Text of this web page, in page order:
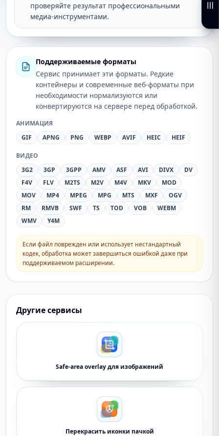
проверяйте результат профессиональными
медиа-инструментами.
Поддерживаемые форматы
Сервис принимает эти форматы. Редкие
контейнеры и современные веб-форматы при
необходимости нормализуются или
конвертируются на сервере перед обработкой.
АНИМАЦИЯ
GIF
APNG PNG WEBP AVIF HEIC HEIF
ВИДЕО
3G2
3GP 3GPP AMV ASF AVI DIVX
DV
F4V
FLV M2TS M2V M4V MKV
MOD
MOV
MP4 MPEG MPG MTS MXF
OGV
RM
RMVB SWF TS TOD VOB
WEBM
WMV
Y4M
Если файл поврежден или использует нестандартный
кодек, обработка может завершиться ошибкой даже при
поддерживаемом расширении.
Другие сервисы
Safe-area overlay для изображений
Перекрасить иконки пачкой